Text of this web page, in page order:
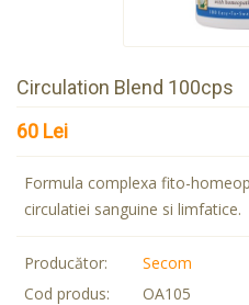
Circulation Blend 100cps
60 Lei
Formula complexa fito-
circulatiei sanguine si limfatice.
Producător:
Secom
Cod produs:
OA105